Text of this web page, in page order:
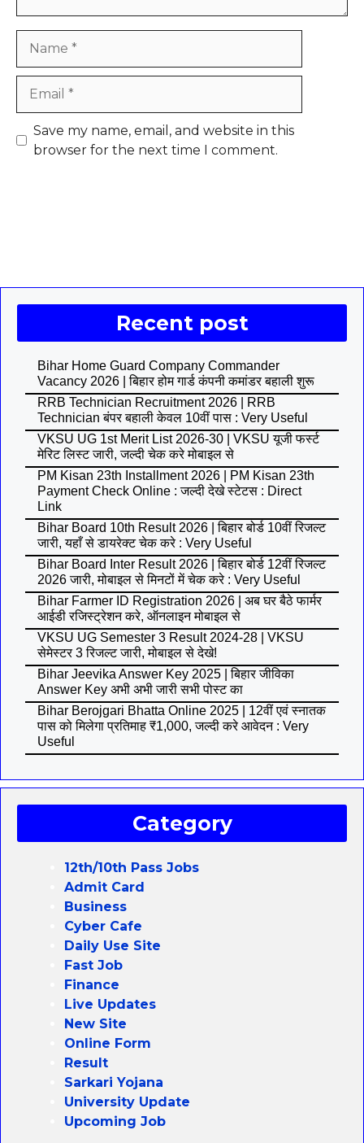
Save my name, email, and website in this
browser for the next time I comment.
Recent post
Bihar Home Guard Company Commander
Vacancy 2026 | बिहार होम गार्ड कंपनी कमांडर बहाली शुरू
RRB Technician Recruitment 2026 | RRB
Technician बंपर बहाली केवल 10वीं पास : Very Useful
VKSU UG 1st Merit List 2026-30 | VKSU यूजी फर्स्ट
मेरिट लिस्ट जारी, जल्दी चेक करे मोबाइल से
PM Kisan 23th Installment 2026 | PM Kisan 23th
Payment Check Online : जल्दी देखे स्टेटस : Direct
Link
Bihar Board 10th Result 2026 | बिहार बोर्ड 10वीं रिजल्ट
जारी, यहाँ से डायरेक्ट चेक करे : Very Useful
Bihar Board Inter Result 2026 | बिहार बोर्ड 12वीं रिजल्ट
2026 जारी, मोबाइल से मिनटों में चेक करे : Very Useful
Bihar Farmer ID Registration 2026 | अब घर बैठे फार्मर
आईडी रजिस्ट्रेशन करे, ऑनलाइन मोबाइल से
VKSU UG Semester 3 Result 2024-28 | VKSU
सेमेस्टर 3 रिजल्ट जारी, मोबाइल से देखे!
Bihar Jeevika Answer Key 2025 | बिहार जीविका
Answer Key अभी अभी जारी सभी पोस्ट का
Bihar Berojgari Bhatta Online 2025 | 12वीं एवं स्नातक
पास को मिलेगा प्रतिमाह ₹1,000, जल्दी करे आवेदन : Very
Useful
Category
12th/10th Pass Jobs
Admit Card
Business
Cyber Cafe
Daily Use Site
Fast Job
Finance
Live Updates
New Site
Online Form
Result
Sarkari Yojana
University Update
Upcoming Job